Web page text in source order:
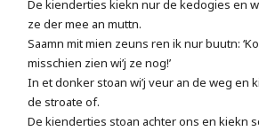
De kienderties kiekn nur de kedogies en
ze der mee an muttn.
Saamn mit mien zeuns ren ik nur buutn:
misschien zien wi’j ze nog!’
In et donker stoan wi’j veur an de weg en
de stroate of.
De kienderties stoan achter ons en kiekn